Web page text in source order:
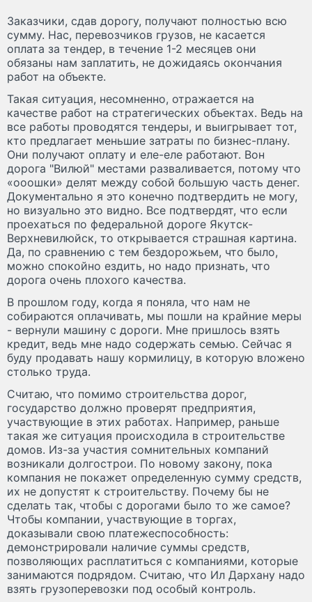
Заказчики, сдав дорогу, получают полностью всю
сумму. Нас, перевозчиков грузов, не касается
оплата за тендер, в течение 1-2 месяцев они
обязаны нам заплатить, не дожидаясь окончания
работ на объекте.
Такая ситуация, несомненно, отражается на
качестве работ на стратегических объектах. Ведь на
все работы проводятся тендеры, и выигрывает тот,
кто предлагает меньшие затраты по бизнес-плану.
Они получают оплату и еле-еле работают. Вон
дорога "Вилюй" местами разваливается, потому что
«ооошки» делят между собой большую часть денег.
Документально я это конечно подтвердить не могу,
но визуально это видно. Все подтвердят, что если
проехаться по федеральной дороге Якутск-
Верхневилюйск, то открывается страшная картина.
Да, по сравнению с тем бездорожьем, что было,
можно спокойно ездить, но надо признать, что
дорога очень плохого качества.
В прошлом году, когда я поняла, что нам не
собираются оплачивать, мы пошли на крайние меры
- вернули машину с дороги. Мне пришлось взять
кредит, ведь мне надо содержать семью. Сейчас я
буду продавать нашу кормилицу, в которую вложено
столько труда.
Считаю, что помимо строительства дорог,
государство должно проверят предприятия,
участвующие в этих работах. Например, раньше
такая же ситуация происходила в строительстве
домов. Из-за участия сомнительных компаний
возникали долгострои. По новому закону, пока
компания не покажет определенную сумму средств,
их не допустят к строительству. Почему бы не
сделать так, чтобы с дорогами было то же самое?
Чтобы компании, участвующие в торгах,
доказывали свою платежеспособность:
демонстрировали наличие суммы средств,
позволяющих расплатиться с компаниями, которые
занимаются подрядом. Считаю, что Ил Дархану надо
взять грузоперевозки под особый контроль.